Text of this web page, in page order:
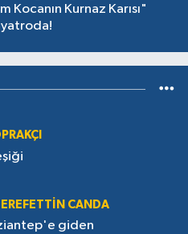
Kocanın Kurnaz Karısı"
CANDA
giden